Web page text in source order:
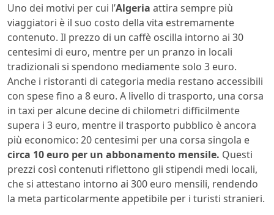
Uno dei motivi per cui l’Algeria attira sempre più
viaggiatori è il suo costo della vita estremamente
contenuto. Il prezzo di un caffè oscilla intorno ai 30
centesimi di euro, mentre per un pranzo in locali
tradizionali si spendono mediamente solo 3 euro.
Anche i ristoranti di categoria media restano accessibili
con spese fino a 8 euro. A livello di trasporto, una corsa
in taxi per alcune decine di chilometri difficilmente
supera i 3 euro, mentre il trasporto pubblico è ancora
più economico: 20 centesimi per una corsa singola e
circa 10 euro per un abbonamento mensile. Questi
prezzi così contenuti riflettono gli stipendi medi locali,
che si attestano intorno ai 300 euro mensili, rendendo
la meta particolarmente appetibile per i turisti stranieri.